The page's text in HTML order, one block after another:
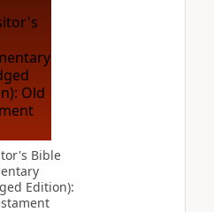
Bible
Edition):